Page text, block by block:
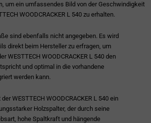
um ein umfassendes Bild von der Geschwindigkeit
WOODCRACKER L 540 zu erhalten.
sind ebenfalls nicht angegeben. Es wird
direkt beim Hersteller zu erfragen, um
WESTTECH WOODCRACKER L 540 den
und optimal in die vorhandene
werden kann.
WESTTECH WOODCRACKER L 540 ein
Holzspalter, der durch seine
hohe Spaltkraft und hängende